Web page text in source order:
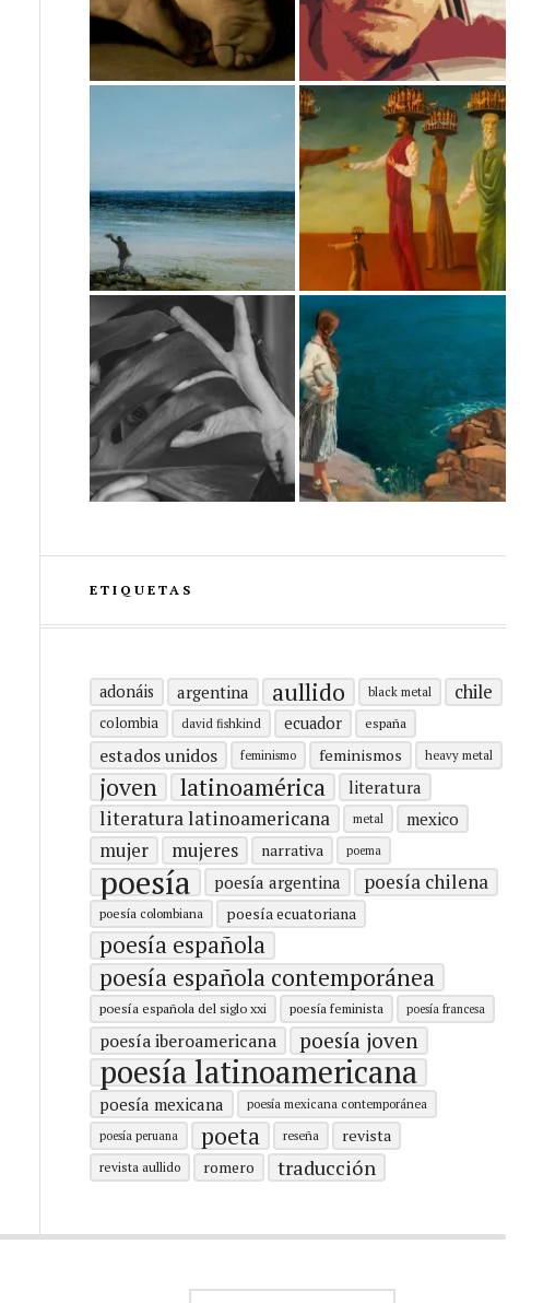
ETIQUETAS
adonáis argentina aullido black metal chile
colombia david fishkind ecuador españa
estados unidos feminismo feminismos heavy metal
joven latinoamérica literatura
literatura latinoamericana metal mexico
mujer mujeres narrativa poema
poesía poesía argentina poesía chilena
poesía colombiana poesía ecuatoriana
poesía española
poesía española contemporánea
poesía española del siglo xxi poesía feminista poesía francesa
poesía iberoamericana poesía joven
poesía latinoamericana
poesía mexicana poesía mexicana contemporánea
poesía peruana poeta reseña revista
revista aullido romero traducción